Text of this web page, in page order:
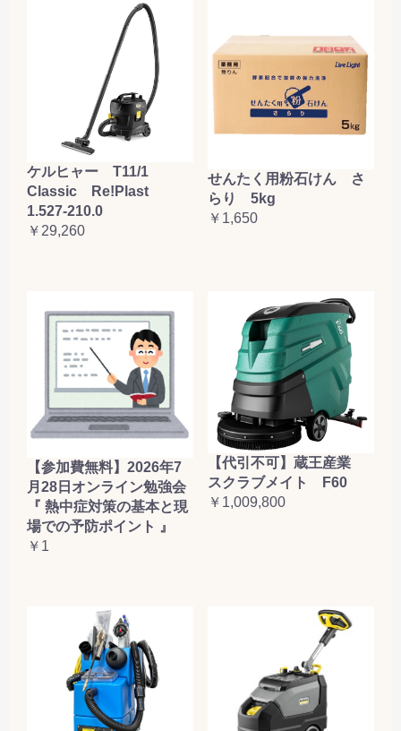
ケルヒャー T11/1
Classic Re!Plast
1.527-210.0
￥29,260
せんたく用粉石けん さ
らり 5kg
￥1,650
【参加費無料】2026年7
月28日オンライン勉強会
『 熱中症対策の基本と現
場での予防ポイント 』
￥1
【代引不可】蔵王産業
スクラブメイト F60
￥1,009,800